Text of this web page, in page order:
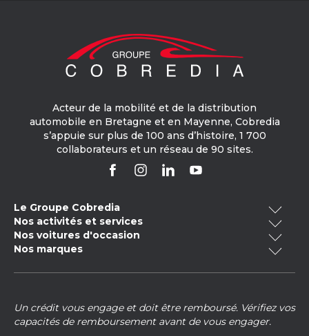
Lampes de lecture à l'arrière
Lampes de lecture à l'avant
Lunette AR dégivrante
Lunette arrière surteintée
Miroir de courtoisie conducteur éclairé
Ordinateur de bord
Ouverture du coffre mains-libres
Phares avant LED
Acteur de la mobilité et de la distribution
automobile en Bretagne et en Mayenne, Cobredia
s’appuie sur plus de 100 ans d’histoire, 1 700
collaborateurs et un réseau de 90 sites.
Le Groupe Cobredia
Qui sommes-nous ?
Nos engagements RSE
Nos activités et services
Cobredia Finance
Contrôle technique
Vente peinture véhicule
Nos voitures d'occasion
Voitures occasion Bretagne
Voitures occasion électrique
Voitures occasion hybride
Voitures occasion Pays de la Loire
Nos marques
Volkswagen
Toyota
Opel
Audi
Un crédit vous engage et doit être remboursé. Vérifiez vos
capacités de remboursement avant de vous engager.